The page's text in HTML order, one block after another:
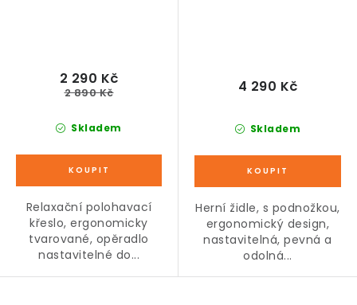
Skladem
2 290 Kč
2 890 Kč
Relaxační polohavací
křeslo, ergonomicky
tvarované, opěradlo
nastavitelné do...
Skladem
4 290 Kč
Herní židle, s podnožkou,
ergonomický design,
nastavitelná, pevná a
odolná...